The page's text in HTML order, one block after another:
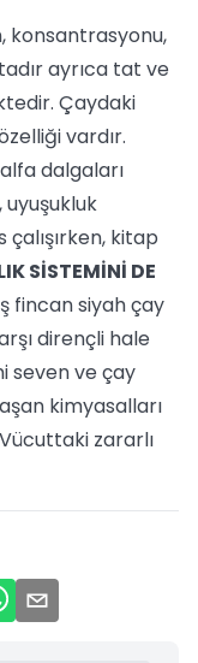
konsantrasyonu,
ayrıca tat ve
Çaydaki
vardır.
dalgaları
uyuşukluk
kitap
SİSTEMİNİ DE
fincan siyah çay
dirençli hale
seven ve çay
kimyasalları
zararlı